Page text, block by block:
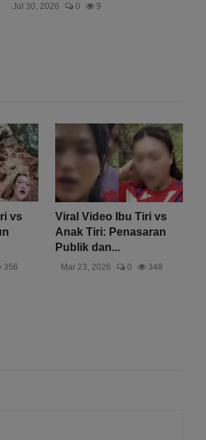
Jul 30, 2026 0 9
vs
356
Viral Video Ibu Tiri vs
Anak Tiri: Penasaran
Publik dan...
Mar 23, 2026 0 348